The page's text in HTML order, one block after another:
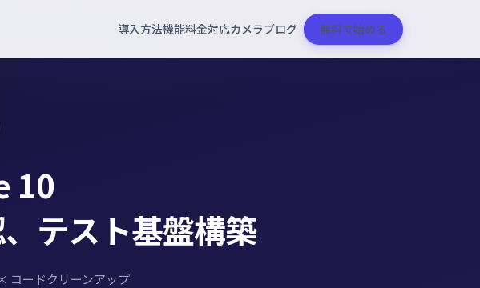
導入方法機能料金対応カメラブログ 無料で始める
10
テスト基盤構築
コードクリーンアップ